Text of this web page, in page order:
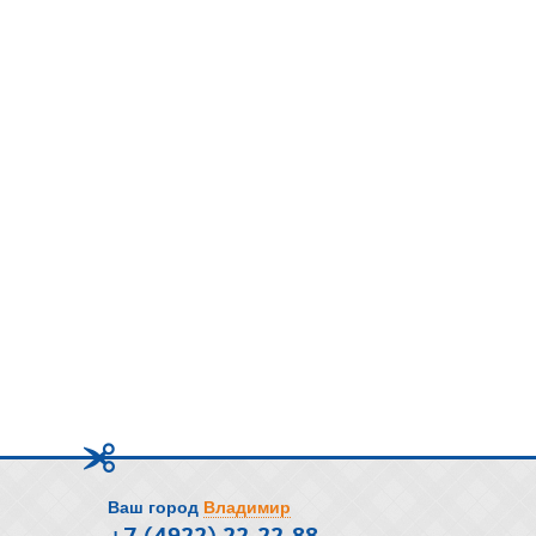
Ваш город Владимир